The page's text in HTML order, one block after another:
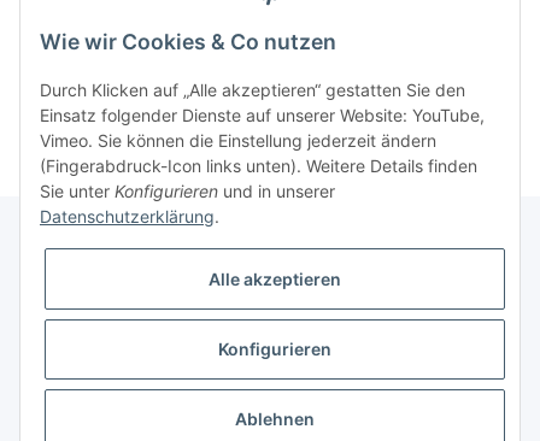
Kategorien
Gesetzliche Informationen
* Alle Preise inkl. gesetzlicher USt., zzgl.Versand
Wie wir Cookies & Co nutzen
Durch Klicken auf „Alle akzeptieren“ gestatten Sie den
Einsatz folgender Dienste auf unserer Website: YouTube,
Vimeo. Sie können die Einstellung jederzeit ändern
(Fingerabdruck-Icon links unten). Weitere Details finden
Sie unter Konfigurieren und in unserer
Datenschutzerklärung.
Alle akzeptieren
Konfigurieren
Ablehnen